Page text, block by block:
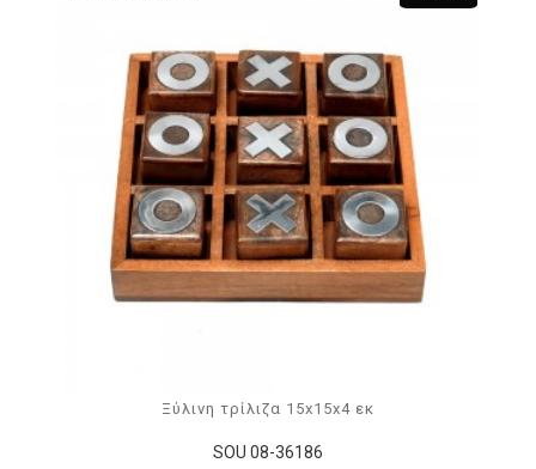
SOU 08-36186
Ξύλινη τρίλιζα 15x15x4 εκ